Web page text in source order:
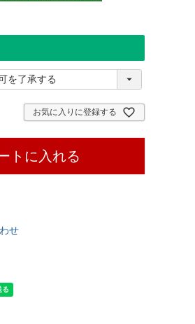
お気に入りに登録する
トに入れる
せ